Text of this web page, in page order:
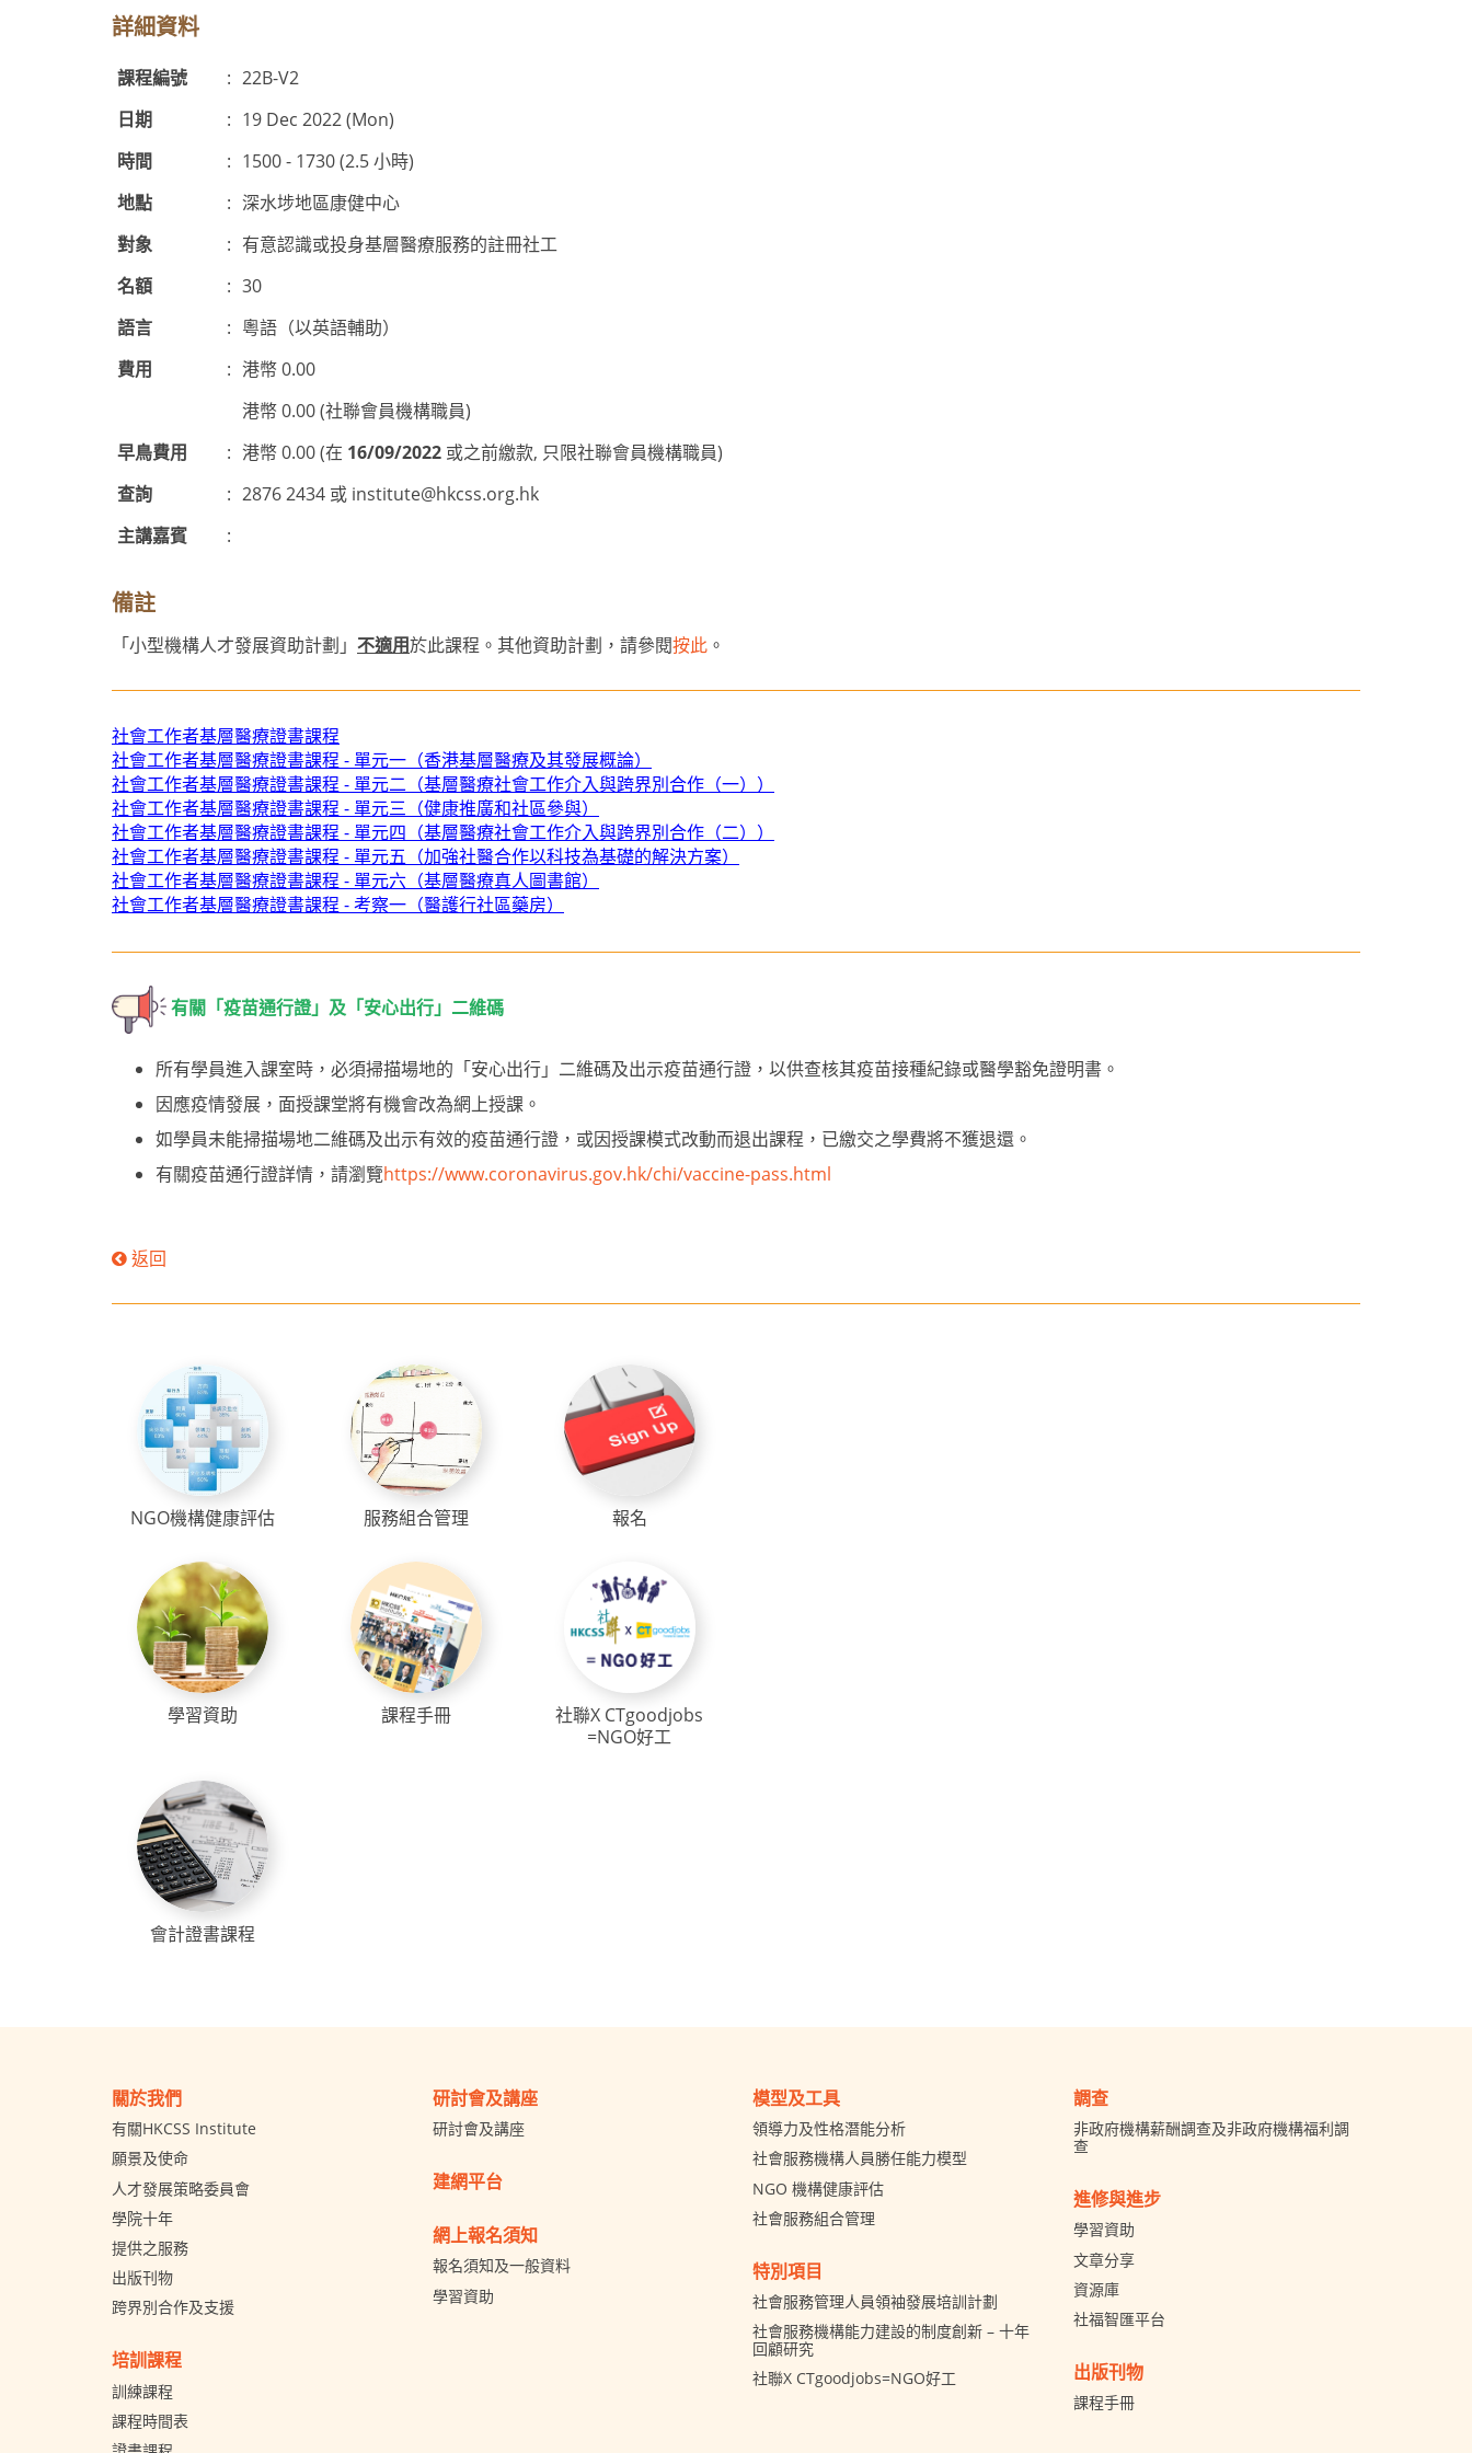
詳細資料
課程編號 : 22B-V2
日期
: 19 Dec 2022 (Mon)
時間
: 1500 - 1730 (2.5 小時)
地點
: 深水埗地區康健中心
對象
: 有意認識或投身基層醫療服務的註冊社工
名額
: 30
語言
: 粵語（以英語輔助）
費用
: 港幣 0.00
港幣 0.00 (社聯會員機構職員)
早鳥費用
: 港幣 0.00 (在 16/09/2022 或之前繳款, 只限社聯會員機構職員)
查詢
: 2876 2434 或 institute@hkcss.org.hk
主講嘉賓
:
備註
「小型機構人才發展資助計劃」 不適用於此課程。其他資助計劃，請參閱按此 。
社會工作者基層醫療證書課程
社會工作者基層醫療證書課程 - 單元一（香港基層醫療及其發展概論）
社會工作者基層醫療證書課程 - 單元二（基層醫療社會工作介入與跨界別合作（一））
社會工作者基層醫療證書課程 - 單元三（健康推廣和社區參與）
社會工作者基層醫療證書課程 - 單元四（基層醫療社會工作介入與跨界別合作（二））
社會工作者基層醫療證書課程 - 單元五（加強社醫合作以科技為基礎的解決方案）
社會工作者基層醫療證書課程 - 單元六（基層醫療真人圖書館）
社會工作者基層醫療證書課程 - 考察一（醫護行社區藥房）
有關「疫苗通行證」及「安心出行」二維碼
所有學員進入課室時，必須掃描場地的「安心出行」二維碼及出示疫苗通行證，以供查核其疫苗接種紀錄或醫學豁免證明書。
因應疫情發展，面授課堂將有機會改為網上授課。
如學員未能掃描場地二維碼及出示有效的疫苗通行證，或因授課模式改動而退出課程，已繳交之學費將不獲退還。
有關疫苗通行證詳情，請瀏覽https://www.coronavirus.gov.hk/chi/vaccine-pass.html
返回
NGO機構健康評估 服務組合管理 報名
學習資助 課程手冊
社聯X CTgoodjobs
=NGO好工
會計證書課程
關於我們
有關HKCSS Institute
願景及使命
人才發展策略委員會
學院十年
提供之服務
出版刊物
跨界別合作及支援
培訓課程
訓練課程
課程時間表
研討會及講座
研討會及講座
建網平台
網上報名須知
報名須知及一般資料
學習資助
模型及工具
領導力及性格潛能分析
社會服務機構人員勝任能力模型
NGO 機構健康評估
社會服務組合管理
特別項目
社會服務管理人員領袖發展培訓計劃
社會服務機構能力建設的制度創新 – 十年
回顧研究
社聯X CTgoodjobs=NGO好工
調查
非政府機構薪酬調查及非政府機構福利調
查
進修與進步
學習資助
文章分享
資源庫
社福智匯平台
出版刊物
課程手冊